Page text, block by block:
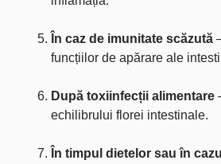
În caz de imunitate scăzută
funcțiilor de apărare ale
După toxiinfecții alimentare
echilibrului florei intestinale.
În timpul dietelor sau în